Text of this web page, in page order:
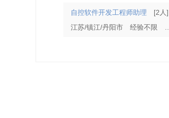
自控软件开发工程师助理 [2人]
江苏/镇江/丹阳市
经验不限